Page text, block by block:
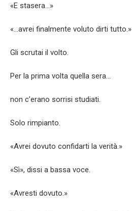
«E stasera…»
«…avrei finalmente voluto dirti tutto.»
Gli scrutai il volto.
Per la prima volta quella sera…
non c’erano sorrisi studiati.
Solo rimpianto.
«Avrei dovuto confidarti la verità.»
«Sì», dissi a bassa voce.
«Avresti dovuto.»